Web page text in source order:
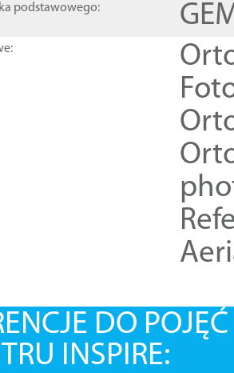
podstawowego:
DO
INSPIRE: